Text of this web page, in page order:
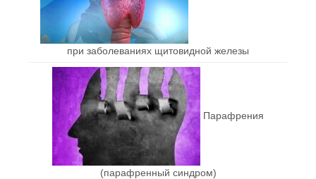
при заболеваниях щитовидной железы
Парафрения
(парафренный синдром)